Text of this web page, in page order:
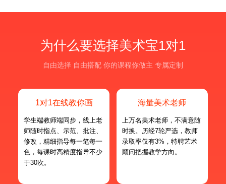
为什么要选择美术宝1对1
自由选择 自由搭配 你的课程你做主 专属定制
1对1在线教你画
学生端教师端同步，线上老
师随时指点、示范、批注、
修改，精细指导每一笔每一
色，每课时高精度指导不少
于30次。
海量美术老师
上万名美术老师，不满意随
时换。历经7轮严选，教师
录取率仅有3%，特聘艺术
顾问把握教学方向。